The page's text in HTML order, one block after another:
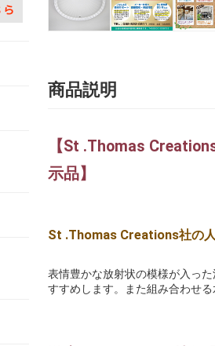
商品説明
【St .Thomas
示品】
St .Thomas Creations社の人
表情豊かな放射状の模様が入っ
すすめします。また組み合わせ